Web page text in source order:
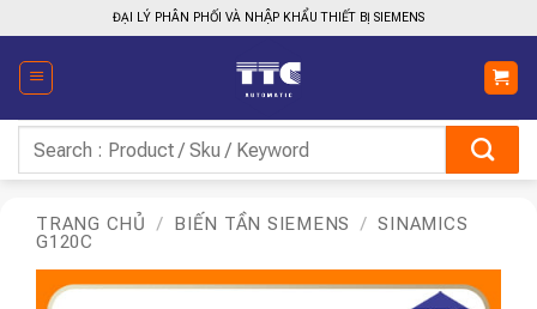
qua
nội
dung
ĐẠI LÝ PHÂN PHỐI VÀ NHẬP KHẨU THIẾT BỊ SIEMENS
kiếm:
TRANG CHỦ / BIẾN TẦN SIEMENS / SINAMICS
G120C